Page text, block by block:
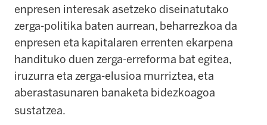
enpresen interesak asetzeko diseinatutako
zerga-politika baten aurrean, beharrezkoa da
enpresen eta kapitalaren errenten ekarpena
handituko duen zerga-erreforma bat egitea,
iruzurra eta zerga-elusioa murriztea, eta
aberastasunaren banaketa bidezkoagoa
sustatzea.